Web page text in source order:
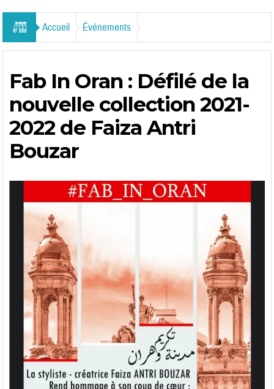
Accueil Événements
Fab In Oran : Défilé de la
nouvelle collection 2021-
2022 de Faiza Antri
Bouzar